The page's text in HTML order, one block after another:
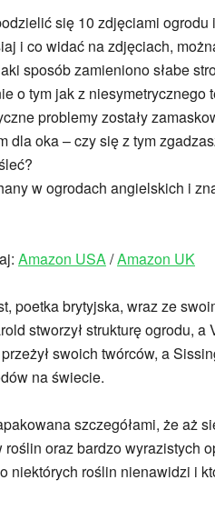
się 10 zdjęciami
i co widać na zdjęciach,
sposób zamieniono słabe
o tym jak z
problemy zostały
dla oka – czy się z tym
w ogrodach angielskich i
Amazon USA/Amazon UK
poetka brytyjska, wraz ze
stworzył strukturę ogrodu,
swoich twórców, a
na świecie.
szczegółami, że aż
roślin oraz bardzo wyrazistych
niektórych roślin nienawidzi i